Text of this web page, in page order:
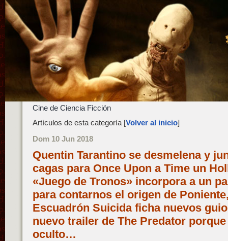
Cine de Ciencia Ficción
Artículos de esta categoría [Volver al inicio]
Dom 10 Jun 2018
Quentin Tarantino se desmelena y
cagas para Once Upon a Time un
«Juego de Tronos» incorpora a un
para contarnos el origen de
Escuadrón Suicida ficha nuevos
nuevo trailer de The Predator
oculto…